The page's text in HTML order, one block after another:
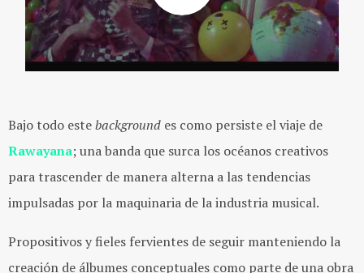
Bajo todo estebackground es como persiste el viaje de
Rawayana; una banda que surca los océanos creativos
para trascender de manera alterna a las tendencias
impulsadas por la maquinaria de la industria musical.
Propositivos y fieles fervientes de seguir manteniendo la
creación de álbumes conceptuales como parte de una obra